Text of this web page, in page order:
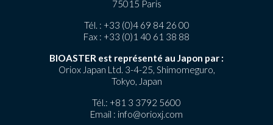
75015 Paris
Tél. : +33 (0)4 69 84 26 00
Fax : +33 (0)1 40 61 38 88
BIOASTER est représenté au Japon par :
Oriox Japan Ltd. 3-4-25, Shimomeguro,
Tokyo, Japan
Tél.: +81 3 3792 5600
Email : info@orioxj.com